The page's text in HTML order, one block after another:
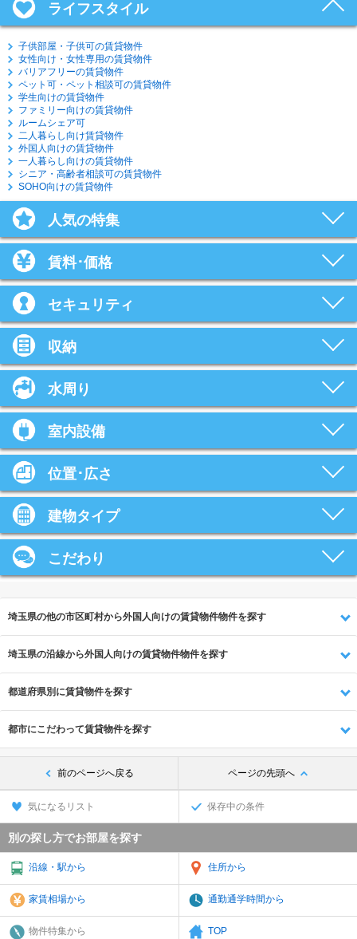
ライフスタイル
子供部屋・子供可の賃貸物件
女性向け・女性専用の賃貸物件
バリアフリーの賃貸物件
ペット可・ペット相談可の賃貸物件
学生向けの賃貸物件
ファミリー向けの賃貸物件
ルームシェア可
二人暮らし向け賃貸物件
外国人向けの賃貸物件
一人暮らし向けの賃貸物件
シニア・高齢者相談可の賃貸物件
SOHO向けの賃貸物件
人気の特集
賃料･価格
セキュリティ
収納
水周り
室内設備
位置･広さ
建物タイプ
こだわり
埼玉県の他の市区町村から外国人向けの賃貸物件物件を探す
埼玉県の沿線から外国人向けの賃貸物件物件を探す
都道府県別に賃貸物件を探す
都市にこだわって賃貸物件を探す
前のページへ戻る ページの先頭へ
気になるリスト 保存中の条件
別の探し方でお部屋を探す
沿線・駅から 住所から
家賃相場から 通勤通学時間から
物件特集から TOP